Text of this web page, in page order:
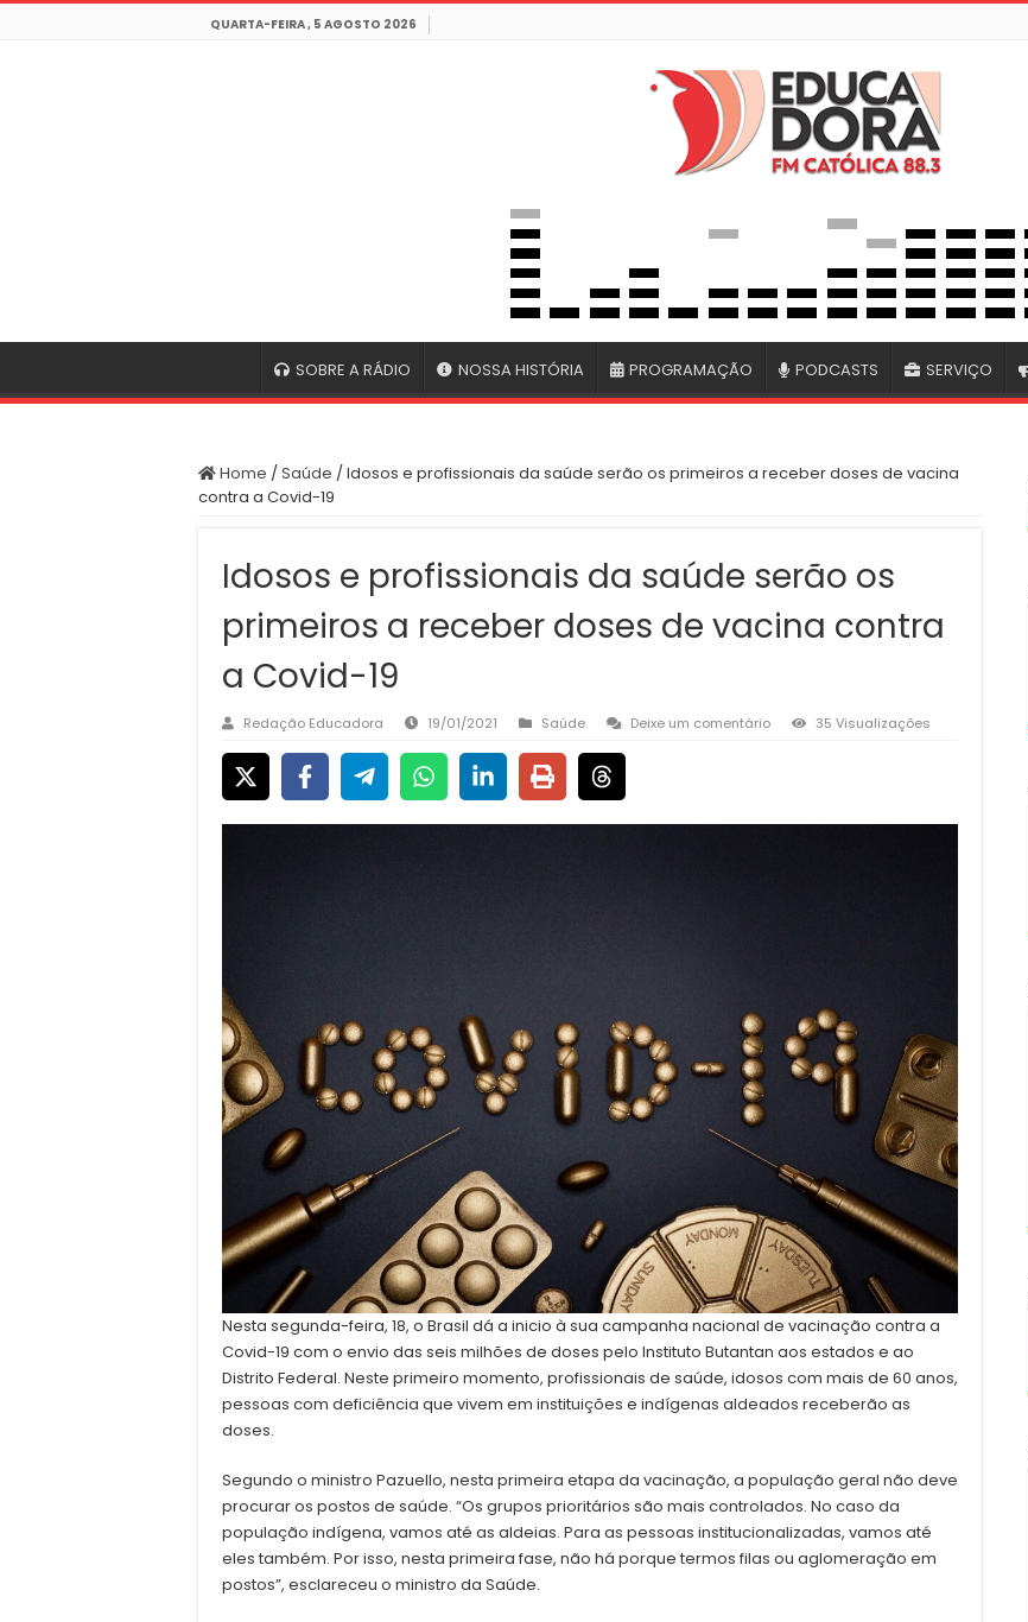
QUARTA-FEIRA , 5 AGOSTO 2026
SOBRE A RÁDIO NOSSA HISTÓRIA PROGRAMAÇÃO PODCASTS SERVIÇO
Home /Saúde /Idosos e profissionais da saúde serão os primeiros a receber doses de vacina
contra a Covid-19
Idosos e profissionais da saúde serão os
primeiros a receber doses de vacina contra
a Covid-19
Redação Educadora 19/01/2021 Saúde Deixe um comentário 35 Visualizações
Nesta segunda-feira, 18, o Brasil dá a inicio à sua campanha nacional de vacinação contra a
Covid-19 com o envio das seis milhões de doses pelo Instituto Butantan aos estados e ao
Distrito Federal. Neste primeiro momento, profissionais de saúde, idosos com mais de 60 anos,
pessoas com deficiência que vivem em instituições e indígenas aldeados receberão as
doses.
Segundo o ministro Pazuello, nesta primeira etapa da vacinação, a população geral não deve
procurar os postos de saúde. “Os grupos prioritários são mais controlados. No caso da
população indígena, vamos até as aldeias. Para as pessoas institucionalizadas, vamos até
eles também. Por isso, nesta primeira fase, não há porque termos filas ou aglomeração em
postos”, esclareceu o ministro da Saúde.